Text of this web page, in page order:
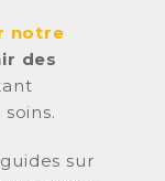
notre
des
sur